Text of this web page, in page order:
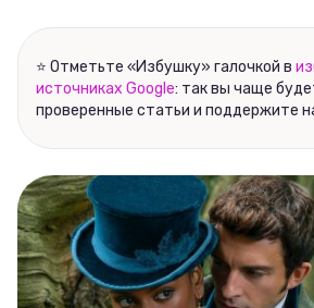
⭐ Отметьте «Избушку» галочкой в
источниках Google: так вы чаще
проверенные статьи и поддержите